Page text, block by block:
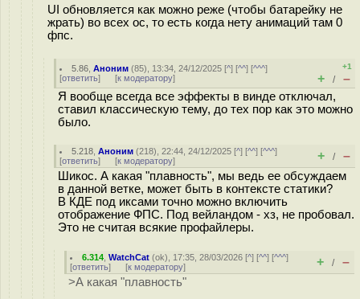
UI обновляется как можно реже (чтобы батарейку не
жрать) во всех ос, то есть когда нету анимаций там 0
фпс.
5.86 ,Аноним (85), 13:34, 24/12/2025 [^] [^^] [^^^]
[ответить] [к модератору]
+1
+ / –
Я вообще всегда все эффекты в винде отключал,
ставил классическую тему, до тех пор как это можно
было.
5.218 ,Аноним (218), 22:44, 24/12/2025 [^] [^^] [^^^]
[ответить] [к модератору] + / –
Шикос. А какая "плавность", мы ведь ее обсуждаем
в данной ветке, может быть в контексте статики?
В КДЕ под иксами точно можно включить
отображение ФПС. Под вейландом - хз, не пробовал.
Это не считая всякие профайлеры.
6.314 ,WatchCat (ok), 17:35, 28/03/2026 [^] [^^] [^^^]
[ответить] [к модератору] + / –
>А какая "плавность"